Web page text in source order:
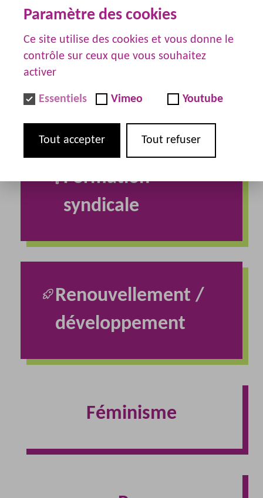
Internationale
Formation
syndicale
Renouvellement /
développement
Féminisme
Paramètre des cookies
Ce site utilise des cookies et vous donne le
contrôle sur ceux que vous souhaitez
activer
Essentiels Vimeo Youtube
Tout accepter Tout refuser